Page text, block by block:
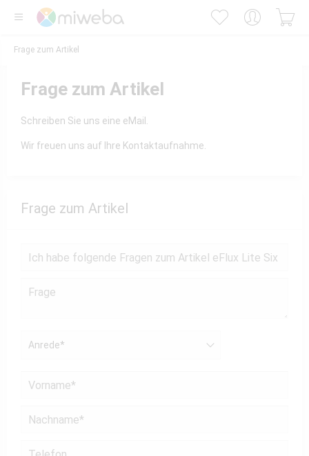
Frage zum Artikel
Frage zum Artikel
Schreiben Sie uns eine eMail.
Wir freuen uns auf Ihre Kontaktaufnahme.
Frage zum Artikel